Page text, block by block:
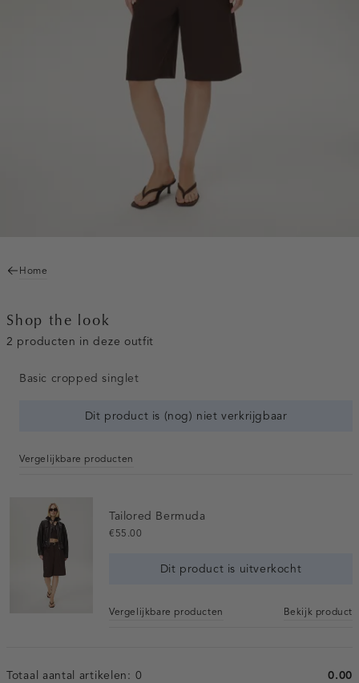
Home
Shop the look
2 producten in deze outfit
Basic cropped singlet
Dit product is (nog) niet verkrijgbaar
Vergelijkbare producten
Tailored Bermuda
€55.00
Dit product is uitverkocht
Vergelijkbare producten Bekijk product
Totaal aantal artikelen: 0 0.00